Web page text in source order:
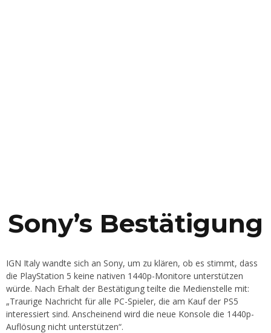
Sony’s Bestätigung
IGN Italy wandte sich an Sony, um zu klären, ob es stimmt, dass
die PlayStation 5 keine nativen 1440p-Monitore unterstützen
würde. Nach Erhalt der Bestätigung teilte die Medienstelle mit:
„Traurige Nachricht für alle PC-Spieler, die am Kauf der PS5
interessiert sind. Anscheinend wird die neue Konsole die 1440p-
Auflösung nicht unterstützen“.